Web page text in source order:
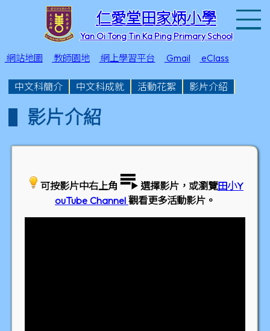
仁愛堂田家炳小學
Yan Oi Tong Tin Ka Ping Primary School
網站地圖 教師園地 網上學習平台 Gmail eClass
中文科簡介 中文科成就 活動花絮 影片介紹
影片介紹
可按影片中右上角 選擇影片，或瀏覽田小Y
ouTube Channel 觀看更多活動影片。